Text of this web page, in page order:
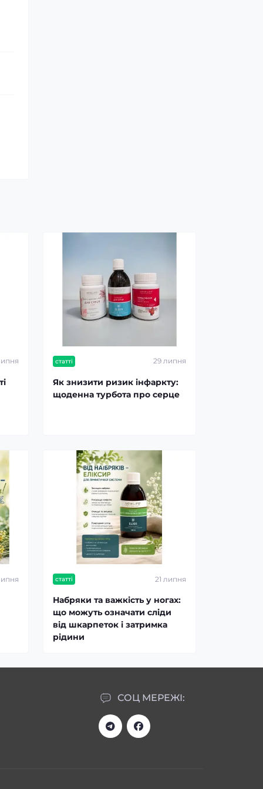
статті 29 липня
Як знизити ризик інфаркту:
щоденна турбота про серце
статті 21 липня
Набряки та важкість у ногах:
що можуть означати сліди
від шкарпеток і затримка
рідини
СОЦ МЕРЕЖІ: